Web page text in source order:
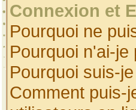
Connexion et
Pourquoi ne
Pourquoi n'ai-
Pourquoi suis-
Comment puis-